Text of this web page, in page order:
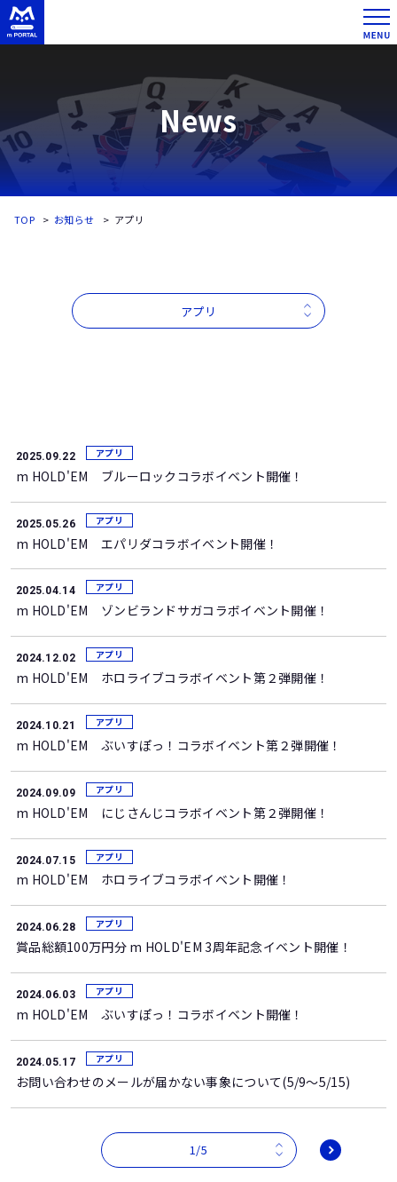
News
TOP お知らせ アプリ
アプリ
2025.09.22 アプリ
m HOLD'EM ブルーロックコラボイベント開催！
2025.05.26 アプリ
m HOLD'EM エパリダコラボイベント開催！
2025.04.14 アプリ
m HOLD'EM ゾンビランドサガコラボイベント開催！
2024.12.02 アプリ
m HOLD'EM ホロライブコラボイベント第２弾開催！
2024.10.21 アプリ
m HOLD'EM ぶいすぽっ！コラボイベント第２弾開催！
2024.09.09 アプリ
m HOLD'EM にじさんじコラボイベント第２弾開催！
2024.07.15 アプリ
m HOLD'EM ホロライブコラボイベント開催！
2024.06.28 アプリ
賞品総額100万円分 m HOLD'EM 3周年記念イベント開催！
2024.06.03 アプリ
m HOLD'EM ぶいすぽっ！コラボイベント開催！
2024.05.17 アプリ
お問い合わせのメールが届かない事象について(5/9～5/15)
1/5